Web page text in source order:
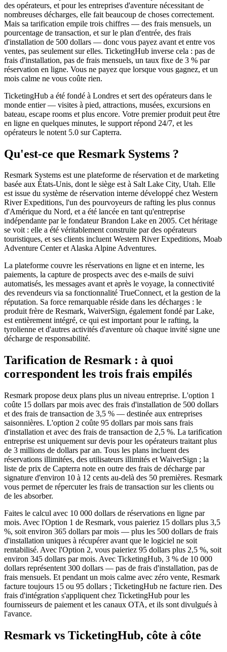
des opérateurs, et pour les entreprises d'aventure nécessitant de
nombreuses décharges, elle fait beaucoup de choses correctement.
Mais sa tarification empile trois chiffres — des frais mensuels, un
pourcentage de transaction, et sur le plan d'entrée, des frais
d'installation de 500 dollars — donc vous payez avant et entre vos
ventes, pas seulement sur elles. TicketingHub inverse cela : pas de
frais d'installation, pas de frais mensuels, un taux fixe de 3 % par
réservation en ligne. Vous ne payez que lorsque vous gagnez, et un
mois calme ne vous coûte rien.
TicketingHub a été fondé à Londres et sert des opérateurs dans le
monde entier — visites à pied, attractions, musées, excursions en
bateau, escape rooms et plus encore. Votre premier produit peut être
en ligne en quelques minutes, le support répond 24/7, et les
opérateurs le notent 5.0 sur Capterra.
Qu'est-ce que Resmark Systems ?
Resmark Systems est une plateforme de réservation et de marketing
basée aux États-Unis, dont le siège est à Salt Lake City, Utah. Elle
est issue du système de réservation interne développé chez Western
River Expeditions, l'un des pourvoyeurs de rafting les plus connus
d'Amérique du Nord, et a été lancée en tant qu'entreprise
indépendante par le fondateur Brandon Lake en 2005. Cet héritage
se voit : elle a été véritablement construite par des opérateurs
touristiques, et ses clients incluent Western River Expeditions, Moab
Adventure Center et Alaska Alpine Adventures.
La plateforme couvre les réservations en ligne et en interne, les
paiements, la capture de prospects avec des e-mails de suivi
automatisés, les messages avant et après le voyage, la connectivité
des revendeurs via sa fonctionnalité TrueConnect, et la gestion de la
réputation. Sa force remarquable réside dans les décharges : le
produit frère de Resmark, WaiverSign, également fondé par Lake,
est entièrement intégré, ce qui est important pour le rafting, la
tyrolienne et d'autres activités d'aventure où chaque invité signe une
décharge de responsabilité.
Tarification de Resmark : à quoi
correspondent les trois frais empilés
Resmark propose deux plans plus un niveau entreprise. L'option 1
coûte 15 dollars par mois avec des frais d'installation de 500 dollars
et des frais de transaction de 3,5 % — destinée aux entreprises
saisonnières. L'option 2 coûte 95 dollars par mois sans frais
d'installation et avec des frais de transaction de 2,5 %. La tarification
entreprise est uniquement sur devis pour les opérateurs traitant plus
de 3 millions de dollars par an. Tous les plans incluent des
réservations illimitées, des utilisateurs illimités et WaiverSign ; la
liste de prix de Capterra note en outre des frais de décharge par
signature d'environ 10 à 12 cents au-delà des 50 premières. Resmark
vous permet de répercuter les frais de transaction sur les clients ou
de les absorber.
Faites le calcul avec 10 000 dollars de réservations en ligne par
mois. Avec l'Option 1 de Resmark, vous paieriez 15 dollars plus 3,5
%, soit environ 365 dollars par mois — plus les 500 dollars de frais
d'installation uniques à récupérer avant que le logiciel ne soit
rentabilisé. Avec l'Option 2, vous paieriez 95 dollars plus 2,5 %, soit
environ 345 dollars par mois. Avec TicketingHub, 3 % de 10 000
dollars représentent 300 dollars — pas de frais d'installation, pas de
frais mensuels. Et pendant un mois calme avec zéro vente, Resmark
facture toujours 15 ou 95 dollars ; TicketingHub ne facture rien. Des
frais d'intégration s'appliquent chez TicketingHub pour les
fournisseurs de paiement et les canaux OTA, et ils sont divulgués à
l'avance.
Resmark vs TicketingHub, côte à côte